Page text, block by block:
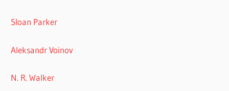
Sloan Parker
Aleksandr Voinov
N. R. Walker